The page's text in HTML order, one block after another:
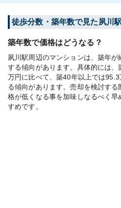
徒歩分数・築年数で見た夙川
築年数で価格はどうなる？
夙川駅周辺のマンションは、築年
する傾向があります。具体的には
万円に比べて、築40年以上では
る傾向があります。売却を検討す
格が低くなる事を加味しなるべく
すめです。